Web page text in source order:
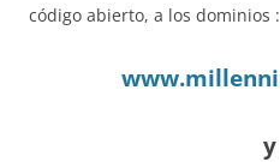
código abierto, a los dominios :
y